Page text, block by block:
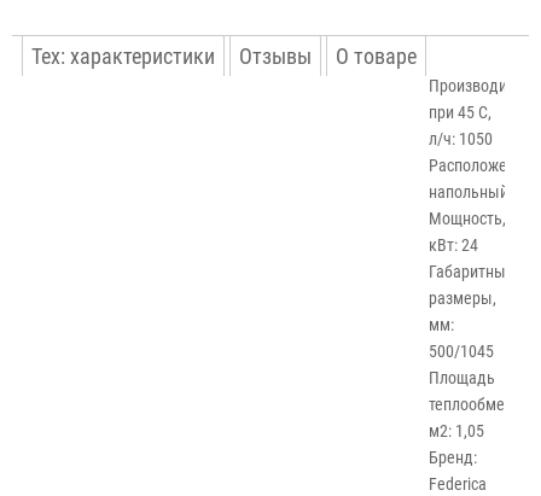
Тех: характеристики Отзывы О товаре
при 45 С,
л/ч: 1050
Расположение:
напольный
Мощность,
кВт: 24
Габаритные
размеры,
мм:
500/1045
Площадь
м2: 1,05
Бренд:
Federica